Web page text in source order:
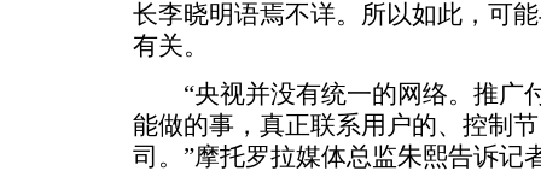
长李晓明语焉不详。所以如此，可
有关。
“央视并没有统一的网络。推广
能做的事，真正联系用户的、控制
司。”摩托罗拉媒体总监朱熙告诉记